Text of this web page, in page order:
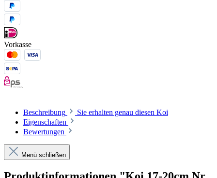
Vorkasse
Beschreibung
Sie erhalten genau diesen Koi
Eigenschaften
Bewertungen
Menü schließen